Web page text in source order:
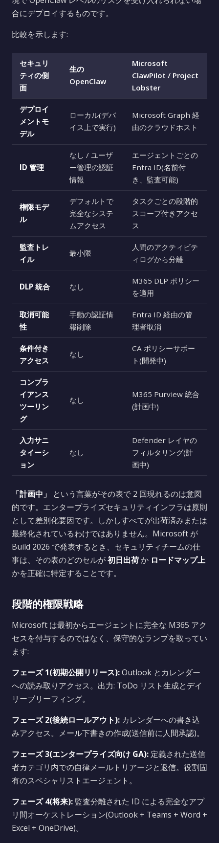
合にデプロイするものです。
比較を示します:
セキュリ
ティの側
面
生の
OpenClaw
Microsoft
ClawPilot / Project
Lobster
デプロイ
メントモ
デル
ローカル(デバ
イス上で実行)
Microsoft Graph 経
由のクラウドホスト
ID 管理
なし / ユーザ
ー管理の認証
情報
エージェントごとの
Entra ID(名前付
き、監査可能)
権限モデ
ル
デフォルトで
完全なシステ
ムアクセス
タスクごとの段階的
スコープ付きアクセ
ス
監査トレ
イル
最小限
人間のアクティビテ
ィログから分離
DLP 統合 なし
M365 DLP ポリシー
を適用
取消可能
性
手動の認証情
報削除
Entra ID 経由の管
理者取消
条件付き
アクセス
なし
CA ポリシーサポー
ト(開発中)
コンプラ
イアンス
ツーリン
グ
なし
M365 Purview 統合
(計画中)
入力サニ
タイーシ
ョン
なし
Defender レイヤの
フィルタリング(計
画中)
「計画中」
という言葉がその表で 2 回現れるのは意図
的です。エンタープライズセキュリティインフラは原則
として差別化要因です。しかしすべてが出荷済みまたは
最終化されているわけではありません。Microsoft が
Build 2026 で発表するとき、セキュリティチームの仕
事は、その表のどのセルが初日出荷か ロードマップ上
かを正確に特定することです。
段階的権限戦略
Microsoft は最初からエージェントに完全な M365 アク
セスを付与するのではなく、保守的なランプを取ってい
ます:
フェーズ 1(初期公開リリース):Outlook とカレンダー
への読み取りアクセス。出力: ToDo リスト生成とデイ
リーブリーフィング。
フェーズ 2(後続ロールアウト): カレンダーへの書き込
みアクセス。メール下書きの作成(送信前に人間承認)。
フェーズ 3(エンタープライズ向け GA): 定義された送信
者カテゴリ内での自律メールトリアージと返信。役割固
有のスペシャリストエージェント。
フェーズ 4(将来): 監査分離された ID による完全なアプ
リ間オーケストレーション(Outlook + Teams + Word +
Excel + OneDrive)。